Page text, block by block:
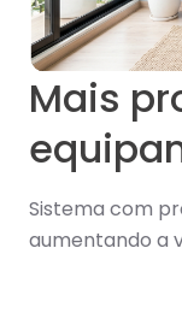
Mais
Sistema com
aumentando a